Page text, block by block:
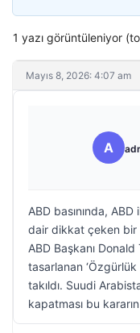
1 yazı görüntüleniyor
Mayıs 8, 2026: 4:07 am
A
ABD basınında,
dair dikkat çeken bir
ABD Başkanı Donald
tasarlanan
takıldı. Suudi
kapatması bu